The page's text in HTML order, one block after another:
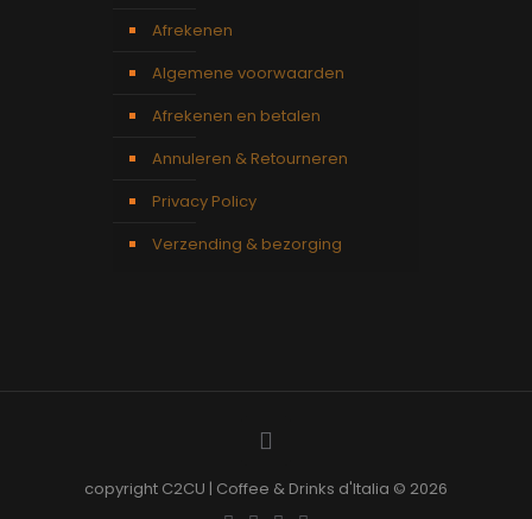
Afrekenen
Algemene voorwaarden
Afrekenen en betalen
Annuleren & Retourneren
Privacy Policy
Verzending & bezorging
copyright C2CU | Coffee & Drinks d'Italia © 2026